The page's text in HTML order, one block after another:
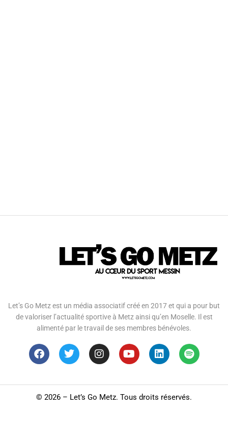
Let’s Go Metz est un média associatif créé en 2017 et qui a pour but
de valoriser l’actualité sportive à Metz ainsi qu’en Moselle. Il est
alimenté par le travail de ses membres bénévoles.
© 2026 – Let’s Go Metz. Tous droits réservés.